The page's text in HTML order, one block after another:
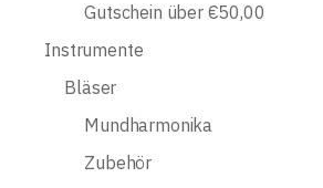
Gutschein über €50,00
Instrumente
Bläser
Mundharmonika
Zubehör